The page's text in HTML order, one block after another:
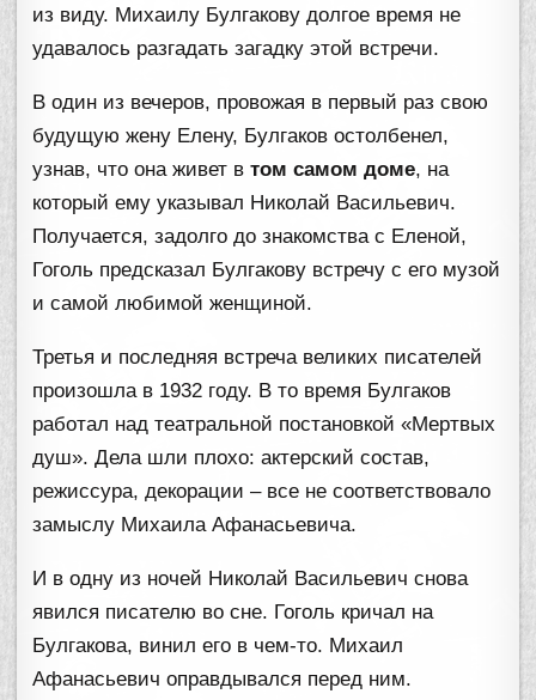
из виду. Михаилу Булгакову долгое время не
удавалось разгадать загадку этой встречи.
В один из вечеров, провожая в первый раз свою
будущую жену Елену, Булгаков остолбенел,
узнав, что она живет втом самом доме, на
который ему указывал Николай Васильевич.
Получается, задолго до знакомства с Еленой,
Гоголь предсказал Булгакову встречу с его музой
и самой любимой женщиной.
Третья и последняя встреча великих писателей
произошла в 1932 году. В то время Булгаков
работал над театральной постановкой «Мертвых
душ». Дела шли плохо: актерский состав,
режиссура, декорации – все не соответствовало
замыслу Михаила Афанасьевича.
И в одну из ночей Николай Васильевич снова
явился писателю во сне. Гоголь кричал на
Булгакова, винил его в чем-то. Михаил
Афанасьевич оправдывался перед ним.